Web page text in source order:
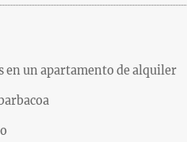
en un apartamento de alquiler